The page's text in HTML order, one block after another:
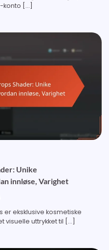
konto […]
Unike
innløse, Varighet
er eksklusive kosmetiske
visuelle uttrykket til […]